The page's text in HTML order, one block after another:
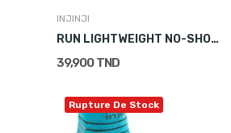
INJINJI
RUN LIGHTWEIGHT NO-SHOW
39,900 TND
Rupture De Stock